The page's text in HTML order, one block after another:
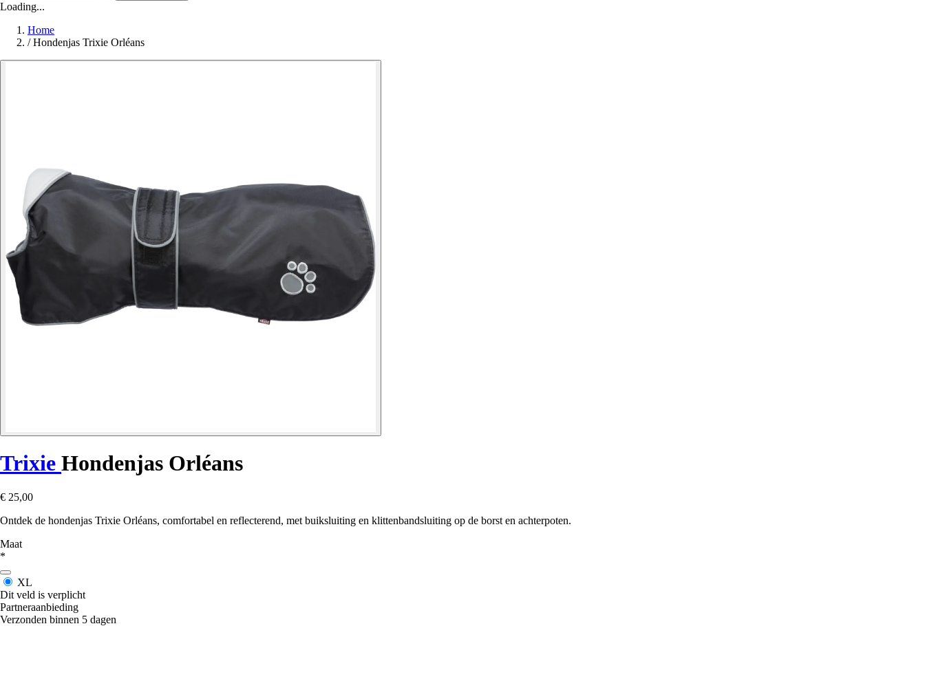
Loading...
Home
/ Hondenjas Trixie Orléans
Trixie Hondenjas Orléans
€ 25,00
Ontdek de hondenjas Trixie Orléans, comfortabel en reflecterend, met buiksluiting en klittenbandsluiting op de borst en achterpoten.
Maat
*
XL
Dit veld is verplicht
Partneraanbieding
Verzonden binnen 5 dagen